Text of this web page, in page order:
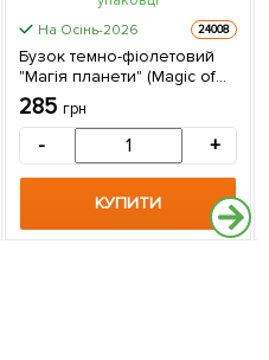
На Осінь-2026 24008
Бузок темно-фіолетовий
"Магія планети" (Magic of
the planet) 1 саджанець в
упаковці
285 грн
- +
КУПИТИ